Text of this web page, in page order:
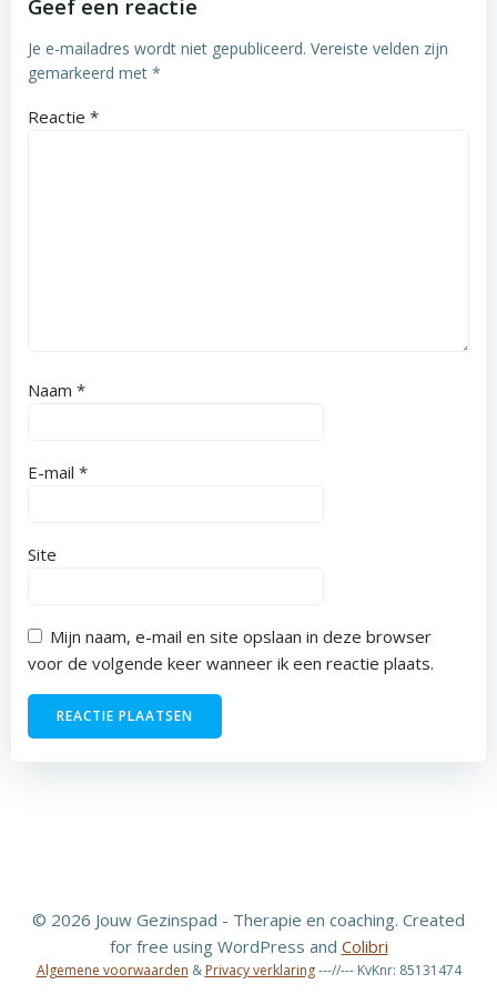
Geef een reactie
Je e-mailadres wordt niet gepubliceerd. Vereiste velden zijn
gemarkeerd met *
Reactie *
Naam *
E-mail *
Site
Mijn naam, e-mail en site opslaan in deze browser
voor de volgende keer wanneer ik een reactie plaats.
© 2026 Jouw Gezinspad - Therapie en coaching. Created
for free using WordPress and Colibri
Algemene voorwaarden & Privacy verklaring---//--- KvKnr: 85131474